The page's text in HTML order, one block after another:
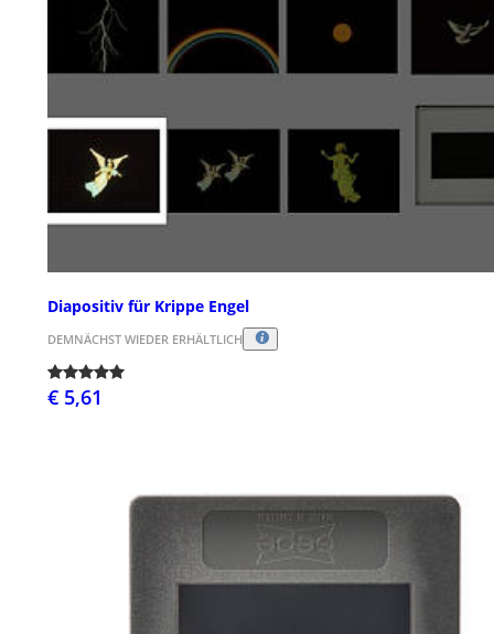
Diapositiv für Krippe Engel
DEMNÄCHST WIEDER ERHÄLTLICH
€ 5,61